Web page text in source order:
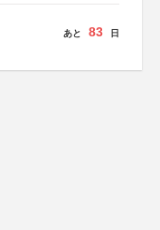
あと 83 日